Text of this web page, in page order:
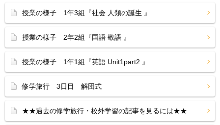
授業の様子 1年3組『社会 人類の誕生 』
授業の様子 2年2組『国語 敬語 』
授業の様子 1年1組『英語 Unit1part2 』
修学旅行 3日目 解団式
★★過去の修学旅行・校外学習の記事を見るには★★